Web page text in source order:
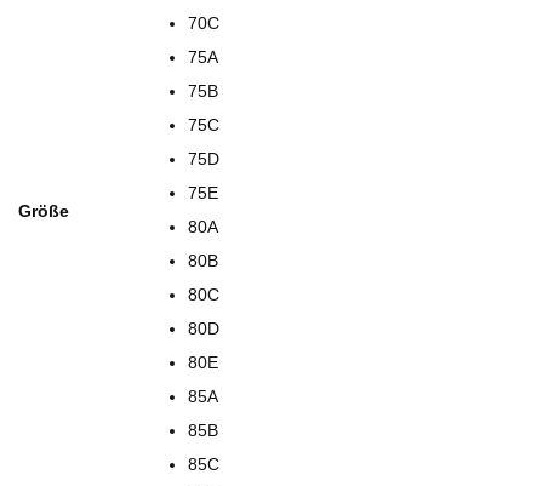
Größe
70C
75A
75B
75C
75D
75E
80A
80B
80C
80D
80E
85A
85B
85C